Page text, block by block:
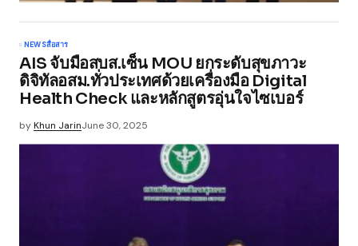
NEWSสื่อสาร
AIS จับมือสบส.เซ็น MOU ยกระดับสุขภาวะ
ดิจิทัลอสม.ทั่วประเทศด้วยเครื่องมือ Digital
Health Check และหลักสูตรอุ่นใจไซเบอร์
byKhun JarinJune 30, 2025